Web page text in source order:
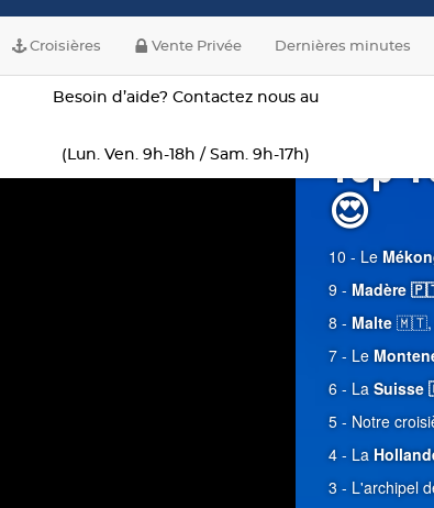
Top
😍
10 - Le
9 -Madère
8 -Malte🇲🇹,
7 - Le
6 - La
5 - Notre
4 - La
3 - L'archipel
Croisières Vente Privée Dernières minutes
Besoin d’aide? Contactez nous au
(Lun. Ven. 9h-18h / Sam. 9h-17h)